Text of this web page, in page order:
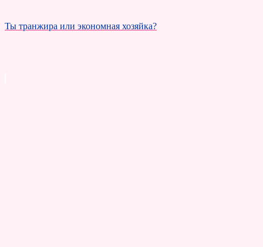
Ты транжира или экономная хозяйка?